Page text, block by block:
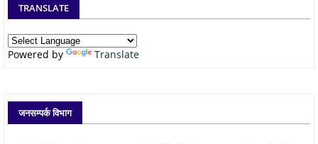
TRANSLATE
Powered by Translate
जनसम्पर्क विभाग